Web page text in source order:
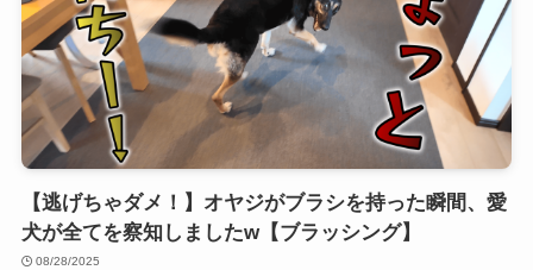
【逃げちゃダメ！】オヤジがブラシを持った瞬間、愛
犬が全てを察知しましたw【ブラッシング】
08/28/2025